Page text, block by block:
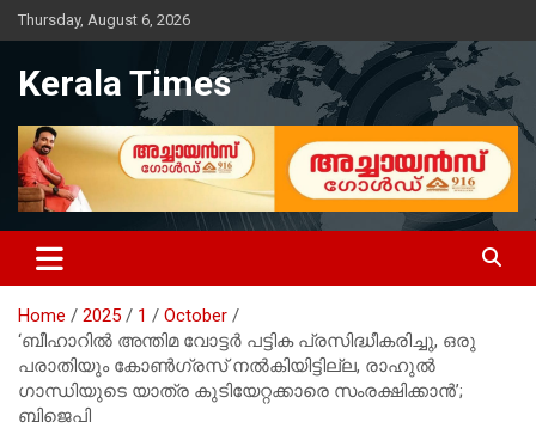
Skip
to
Thursday, August 6, 2026
Kerala Times
Home 2025 1
October
‘ബീഹാറിൽ അന്തിമ വോട്ടർ പട്ടിക പ്രസിദ്ധീകരിച്ചു, ഒരു
പരാതിയും കോൺഗ്രസ് നൽകിയിട്ടില്ല, രാഹുൽ
ഗാന്ധിയുടെ യാത്ര കുടിയേറ്റക്കാരെ സംരക്ഷിക്കാൻ’;
ബിജെപി